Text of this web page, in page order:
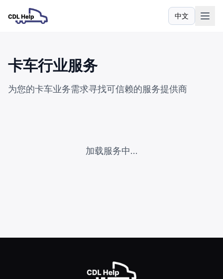
中文语言
卡车行业服务
为您的卡车业务需求寻找可信赖的服务提供商
加载服务中...